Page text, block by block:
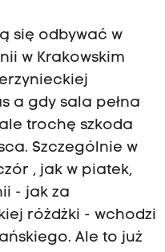
się odbywać w
w Krakowskim
a gdy sala pełna
trochę szkoda
Szczególnie w
, jak w piatek,
- jak za
różdżki - wchodzi
Ale to już